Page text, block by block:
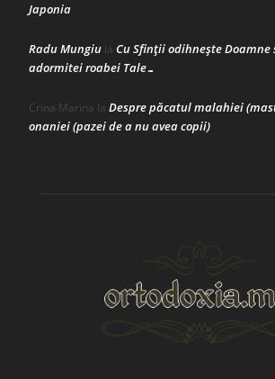
Japonia
Radu Mungiu la Cu Sfinții odihnește
adormitei roabei Tale…
Crina Marina la Despre păcatul malahiei
onaniei (pazei de a nu avea copii)